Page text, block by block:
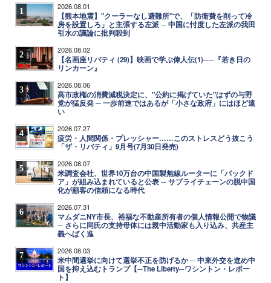
1 2026.08.01
【熊本地震】"クーラーなし避難所"で、「防衛費を削って冷
房を設置しろ」と主張する左派 ─ 中国に忖度した左派の我田
引水の議論に批判殺到
2 2026.08.02
【名画座リバティ (29)】映画で学ぶ偉人伝(1)──『若き日の
リンカーン』
3 2026.08.06
高市政権の消費減税決定に、"公約に掲げていた"はずの与野
党が猛反発 ─ 一歩前進ではあるが「小さな政府」にはほど遠
い
4 2026.07.27
疲労・人間関係・プレッシャー……このストレスどう抜こう
「ザ・リバティ」9月号(7月30日発売)
5 2026.08.07
米調査会社、世界10万台の中国製無線ルーターに「バックド
ア」が組み込まれていると公表 ─ サプライチェーンの脱中国
化が顧客の信頼になる時代
6 2026.07.31
マムダニNY市長、裕福な不動産所有者の個人情報公開で物議
─ さらに同氏の支持母体には親中活動家も入り込み、共産主
義へばく進
7 2026.08.03
米中間選挙に向けて選挙不正を防げるか ─ 中東外交を進め中
国を抑え込むトランプ【─The Liberty─ワシントン・レポー
ト】